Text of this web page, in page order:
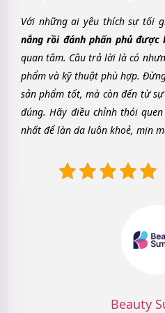
Với những ai yêu thích sự tối
nắng rồi đánh phấn phủ được
quan tâm. Câu trả lời là có
phẩm và kỹ thuật phù hợp.
sản phẩm tốt, mà còn đến từ
đúng. Hãy điều chỉnh thói
nhất để làn da luôn khoẻ, mịn
Beauty